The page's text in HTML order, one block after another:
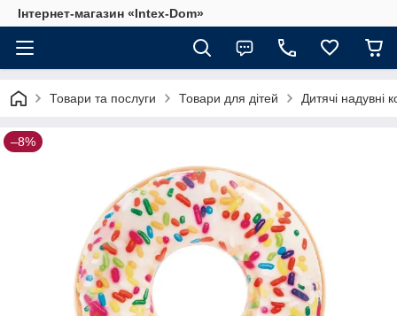
Інтернет-магазин «Intex-Dom»
Товари та послуги Товари для дітей Дитячі надувні
–8%